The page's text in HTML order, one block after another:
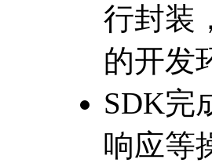
行封装
的开发
SDK完
响应等